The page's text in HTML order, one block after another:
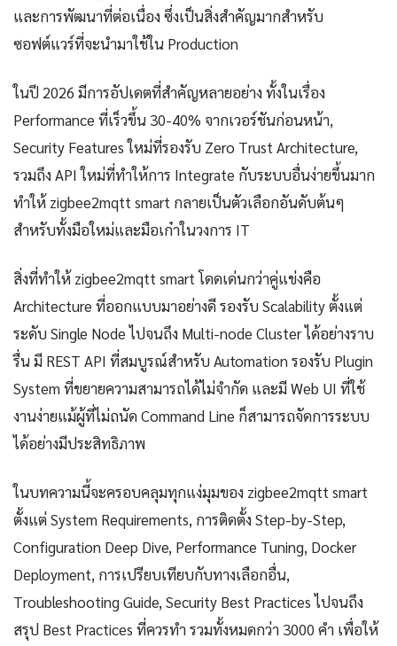
และการพัฒนาที่ต่อเนื่อง ซึ่งเป็นสิ่งสำคัญมากสำหรับ
ซอฟต์แวร์ที่จะนำมาใช้ใน Production
ในปี 2026 มีการอัปเดตที่สำคัญหลายอย่าง ทั้งในเรื่อง
Performance ที่เร็วขึ้น 30-40% จากเวอร์ชันก่อนหน้า,
Security Features ใหม่ที่รองรับ Zero Trust Architecture,
รวมถึง API ใหม่ที่ทำให้การ Integrate กับระบบอื่นง่ายขึ้นมาก
ทำให้ zigbee2mqtt smart กลายเป็นตัวเลือกอันดับต้นๆ
สำหรับทั้งมือใหม่และมือเก๋าในวงการ IT
สิ่งที่ทำให้ zigbee2mqtt smart โดดเด่นกว่าคู่แข่งคือ
Architecture ที่ออกแบบมาอย่างดี รองรับ Scalability ตั้งแต่
ระดับ Single Node ไปจนถึง Multi-node Cluster ได้อย่างราบ
รื่น มี REST API ที่สมบูรณ์สำหรับ Automation รองรับ Plugin
System ที่ขยายความสามารถได้ไม่จำกัด และมี Web UI ที่ใช้
งานง่ายแม้ผู้ที่ไม่ถนัด Command Line ก็สามารถจัดการระบบ
ได้อย่างมีประสิทธิภาพ
ในบทความนี้จะครอบคลุมทุกแง่มุมของ zigbee2mqtt smart
ตั้งแต่ System Requirements, การติดตั้ง Step-by-Step,
Configuration Deep Dive, Performance Tuning, Docker
Deployment, การเปรียบเทียบกับทางเลือกอื่น,
Troubleshooting Guide, Security Best Practices ไปจนถึง
สรุป Best Practices ที่ควรทำ รวมทั้งหมดกว่า 3000 คำ เพื่อให้